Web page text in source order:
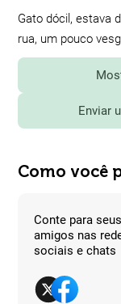
Gato dócil, estava
rua, um pouco
Enviar
Como você
Conte para seus
amigos nas
sociais e chats